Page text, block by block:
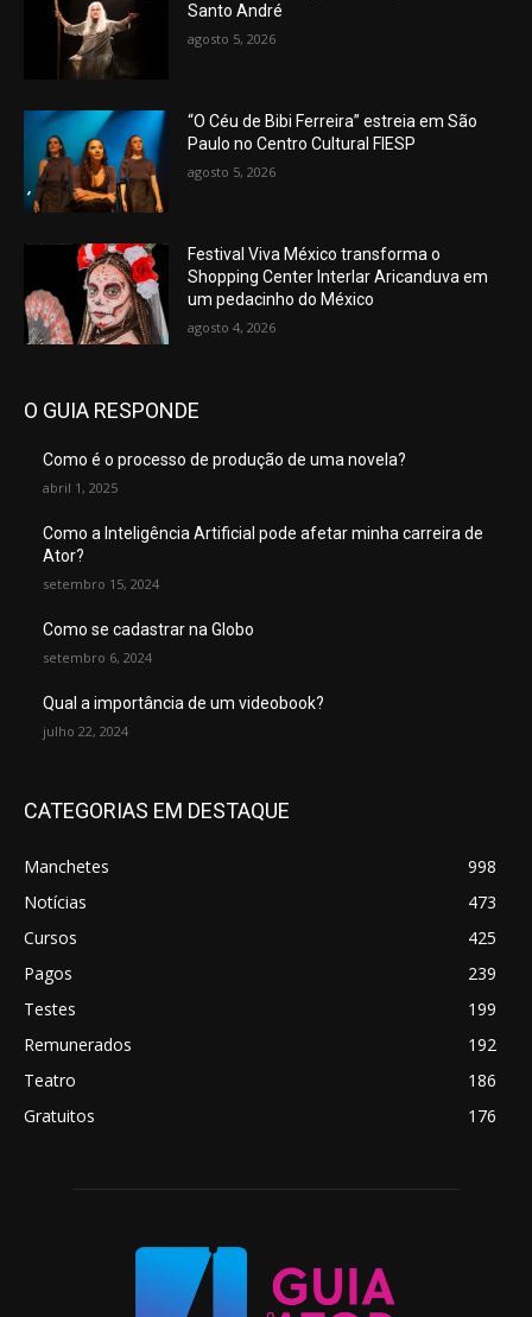
Santo André
agosto 5, 2026
“O Céu de Bibi Ferreira” estreia em São
Paulo no Centro Cultural FIESP
agosto 5, 2026
Festival Viva México transforma o
Shopping Center Interlar Aricanduva em
um pedacinho do México
agosto 4, 2026
O GUIA RESPONDE
Como é o processo de produção de uma novela?
abril 1, 2025
Como a Inteligência Artificial pode afetar minha carreira de
Ator?
setembro 15, 2024
Como se cadastrar na Globo
setembro 6, 2024
Qual a importância de um videobook?
julho 22, 2024
CATEGORIAS EM DESTAQUE
Manchetes
998
Notícias
473
Cursos
425
Pagos
239
Testes
199
Remunerados
192
Teatro
186
Gratuitos
176